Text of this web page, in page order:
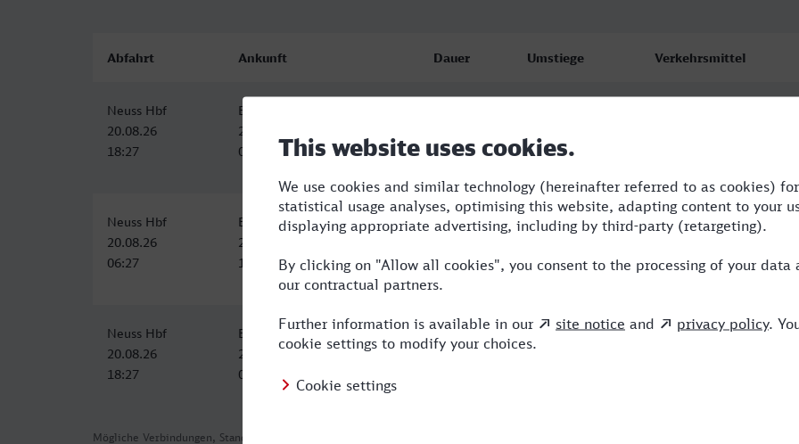
Mögliche Verbindungen, Stand: 2026-08-06 03:58
Abfahrt Ankunft Dauer Umstiege Verkehrsmittel
Neuss Hbf
20.08.26
18:27
Brandenburg Hbf
21.08.26
00:54
Neuss Hbf
20.08.26
06:27
Brandenburg Hbf
20.08.26
13:50
7:23 4 RE,OE,NX,ICE
Neuss Hbf
20.08.26
18:27
Brandenburg Hbf
21.08.26
00:54
6:27 3 RE,OE,NX,ICE